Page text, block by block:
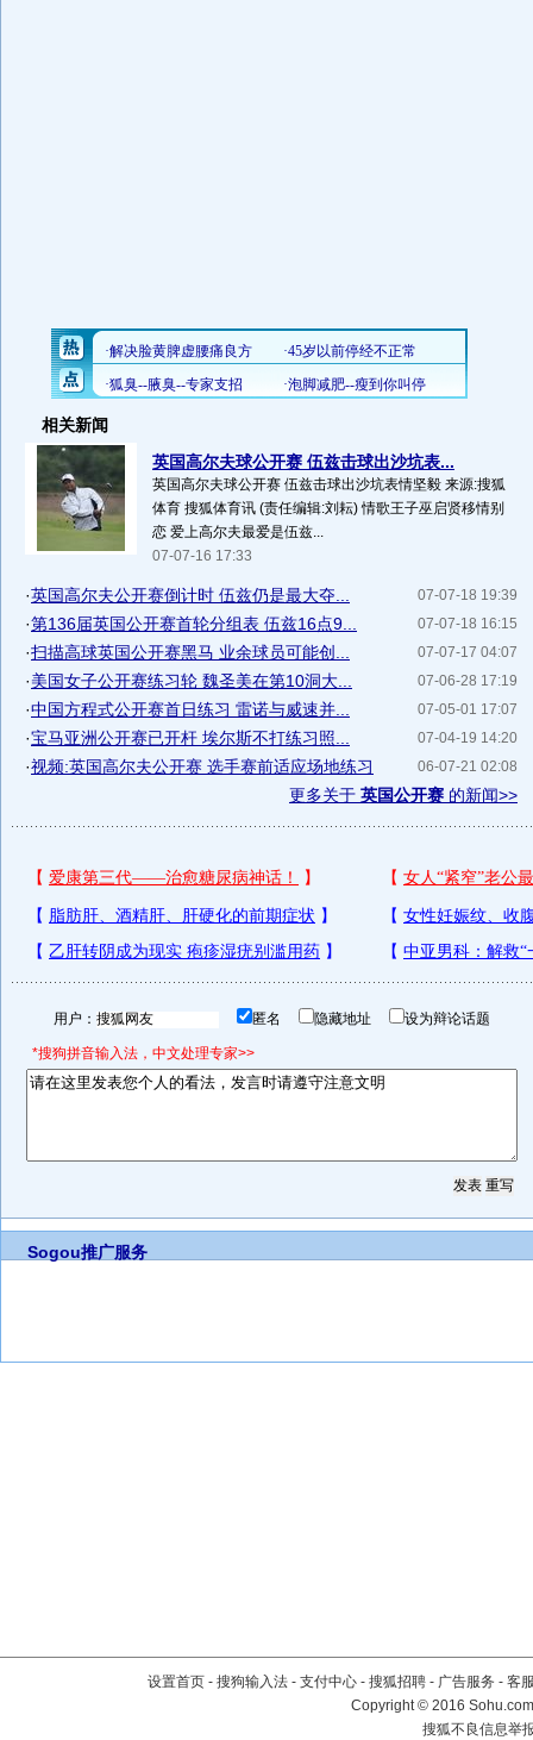
相关新闻
英国高尔夫球公开赛 伍兹击球出沙坑表...
英国高尔夫球公开赛 伍兹击球出沙坑表情坚毅 来源:搜狐
体育 搜狐体育讯 (责任编辑:刘耘) 情歌王子巫启贤移情别
恋 爱上高尔夫最爱是伍兹...
07-07-16 17:33
07-07-18 19:39
·英国高尔夫公开赛倒计时 伍兹仍是最大夺...
07-07-18 16:15
·第136届英国公开赛首轮分组表 伍兹16点9...
07-07-17 04:07
·扫描高球英国公开赛黑马 业余球员可能创...
07-06-28 17:19
·美国女子公开赛练习轮 魏圣美在第10洞大...
07-05-01 17:07
·中国方程式公开赛首日练习 雷诺与威速并...
07-04-19 14:20
·宝马亚洲公开赛已开杆 埃尔斯不打练习照...
06-07-21 02:08
·视频:英国高尔夫公开赛 选手赛前适应场地练习
更多关于 英国公开赛 的新闻>>
用户： 匿名 隐藏地址 设为辩论话题
*搜狗拼音输入法，中文处理专家>>
Sogou推广服务
设置首页 - 搜狗输入法 - 支付中心 - 搜狐招聘 - 广告服务 - 客
Copyright©2016
搜狐不良信息举